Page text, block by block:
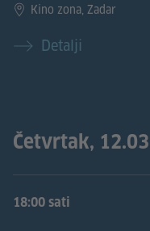
Kino zona, Zadar
Detalji
Četvrtak,
18:00 sati